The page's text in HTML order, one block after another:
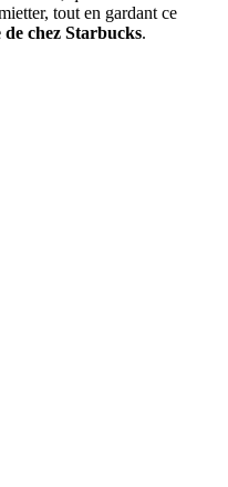
tout en gardant ce
chez Starbucks.